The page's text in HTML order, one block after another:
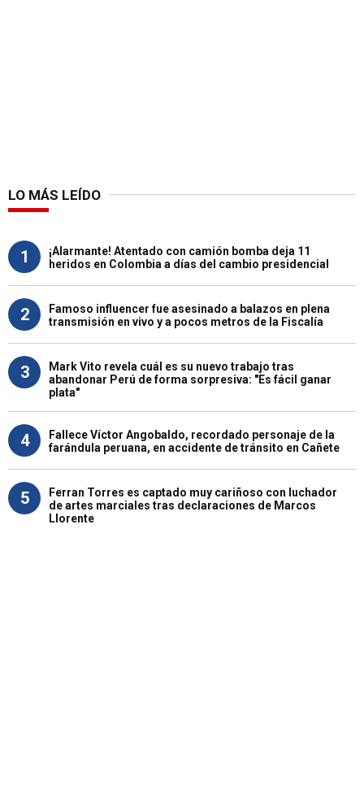
LO MÁS LEÍDO
1
¡Alarmante! Atentado con camión bomba deja 11
heridos en Colombia a días del cambio presidencial
2
Famoso influencer fue asesinado a balazos en plena
transmisión en vivo y a pocos metros de la Fiscalía
3
Mark Vito revela cuál es su nuevo trabajo tras
abandonar Perú de forma sorpresiva: "Es fácil ganar
plata"
4
Fallece Víctor Angobaldo, recordado personaje de la
farándula peruana, en accidente de tránsito en Cañete
5
Ferran Torres es captado muy cariñoso con luchador
de artes marciales tras declaraciones de Marcos
Llorente